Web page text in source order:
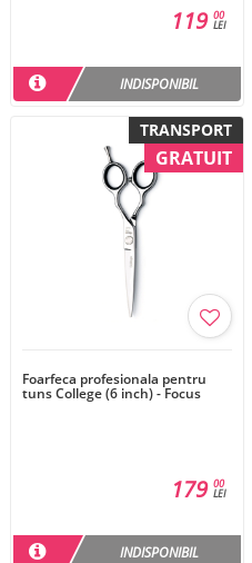
00
LEI
119
INDISPONIBIL
TRANSPORT
GRATUIT
Foarfeca profesionala pentru
tuns College (6 inch) - Focus
00
LEI
179
INDISPONIBIL